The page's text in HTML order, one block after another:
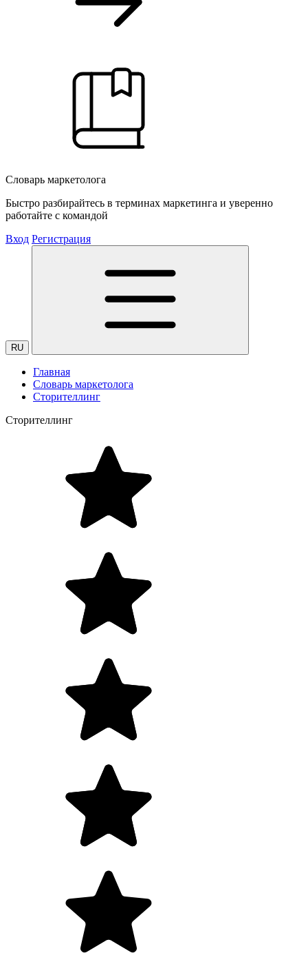
Словарь маркетолога
Быстро разбирайтесь в терминах маркетинга и уверенно
работайте с командой
Вход Регистрация
RU
Главная
Словарь маркетолога
Сторителлинг
Сторителлинг